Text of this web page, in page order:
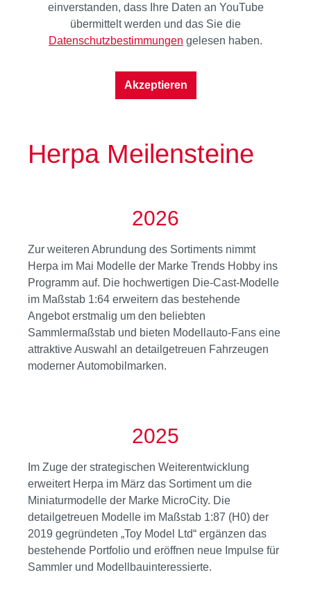
einverstanden, dass Ihre Daten an YouTube
übermittelt werden und das Sie die
Datenschutzbestimmungen gelesen haben.
Akzeptieren
Herpa Meilensteine
2026
Zur weiteren Abrundung des Sortiments nimmt
Herpa im Mai Modelle der Marke Trends Hobby ins
Programm auf. Die hochwertigen Die-Cast-Modelle
im Maßstab 1:64 erweitern das bestehende
Angebot erstmalig um den beliebten
Sammlermaßstab und bieten Modellauto-Fans eine
attraktive Auswahl an detailgetreuen Fahrzeugen
moderner Automobilmarken.
2025
Im Zuge der strategischen Weiterentwicklung
erweitert Herpa im März das Sortiment um die
Miniaturmodelle der Marke MicroCity. Die
detailgetreuen Modelle im Maßstab 1:87 (H0) der
2019 gegründeten „Toy Model Ltd“ ergänzen das
bestehende Portfolio und eröffnen neue Impulse für
Sammler und Modellbauinteressierte.